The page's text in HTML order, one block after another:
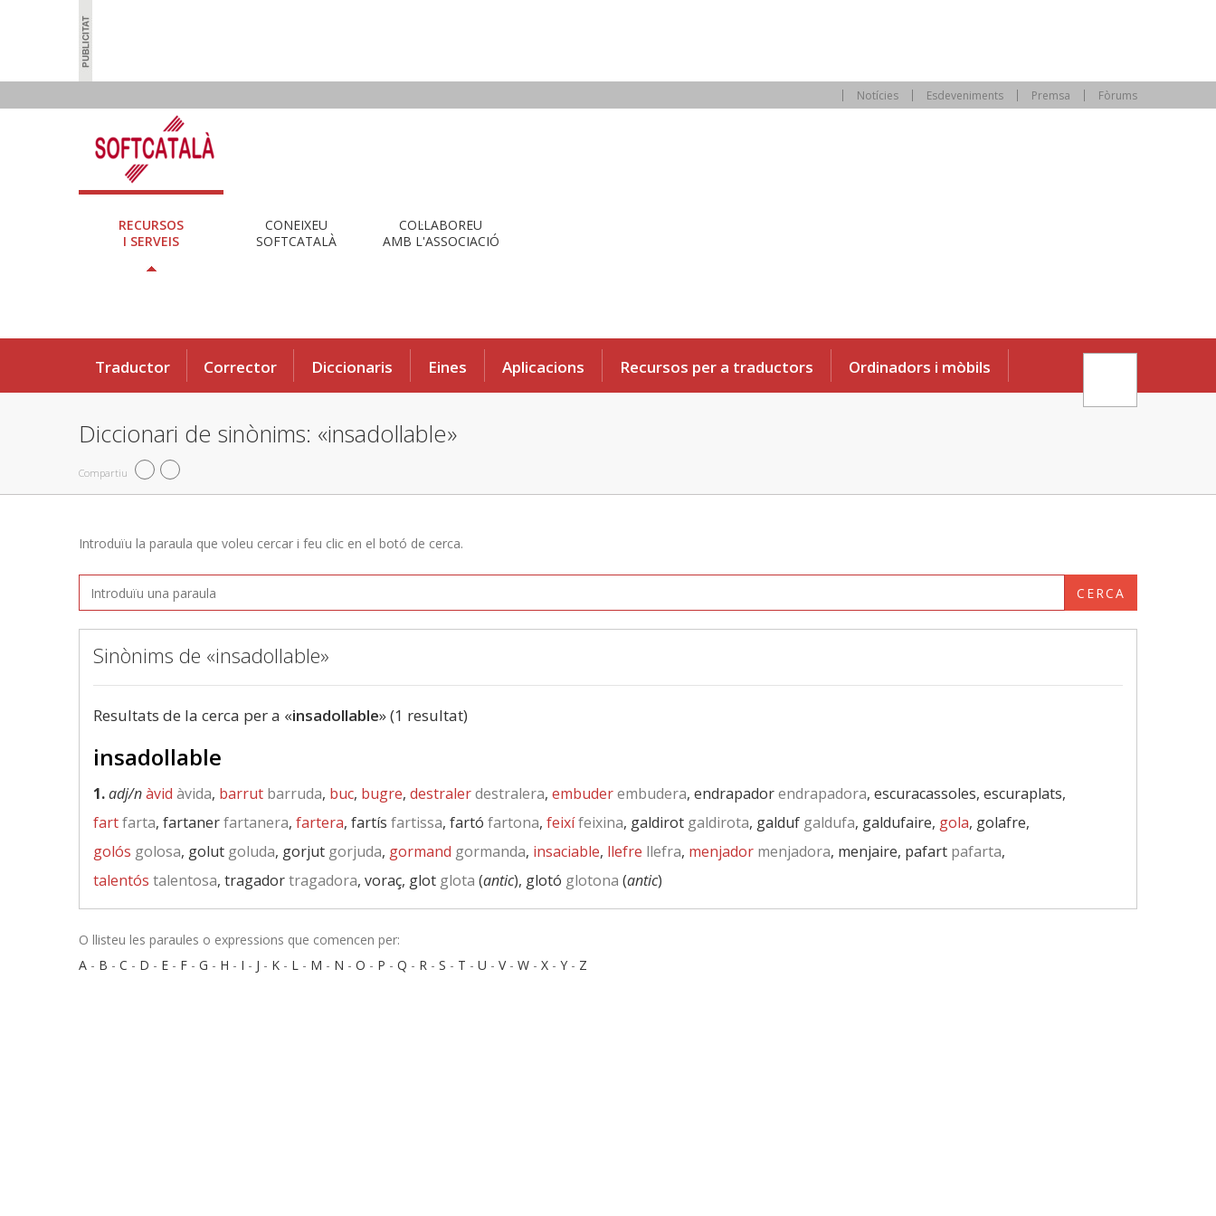
Notícies Esdeveniments Premsa Fòrums
RECURSOS
I SERVEIS
CONEIXEU
SOFTCATALÀ
COL·LABOREU
AMB L'ASSOCIACIÓ
Traductor Corrector Diccionaris Eines Aplicacions Recursos per a traductors Ordinadors i mòbils
Diccionari de sinònims: «insadollable»
Compartiu
Introduïu la paraula que voleu cercar i feu clic en el botó de cerca.
CERCA
Sinònims de «insadollable»
Resultats de la cerca per a «insadollable» (1 resultat)
insadollable
1.adj/nàvid àvida, barrut barruda, buc, bugre, destralerdestralera, embuderembudera, endrapadorendrapadora, escuracassoles, escuraplats,
fartfarta, fartanerfartanera, fartera, fartís fartissa, fartó fartona, feixífeixina, galdirot galdirota, galduf galdufa, galdufaire, gola, golafre,
golós golosa, golut goluda, gorjut gorjuda, gormand gormanda, insaciable, llefre llefra, menjador menjadora, menjaire, pafart pafarta,
talentós talentosa, tragadortragadora, voraç, glot glota (antic), glotó glotona (antic)
O llisteu les paraules o expressions que comencen per:
A - B - C - D - E - F - G - H - I - J - K - L - M - N - O - P - Q - R - S - T - U - V- W - X - Y - Z